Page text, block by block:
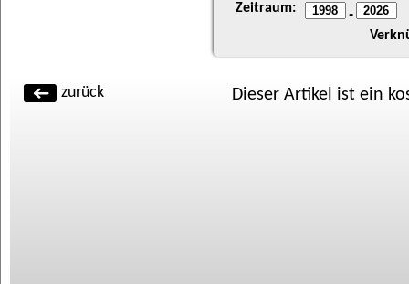
Zeitraum: -
zurück Dieser Artikel ist ein